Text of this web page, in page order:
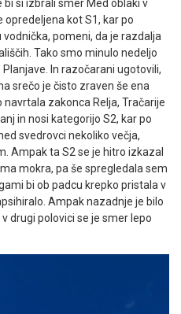
si izbrali smer Med oblaki v
opredeljena kot S1, kar po
pomeni, da je razdalja
Tako smo minulo nedeljo
In razočarani ugotovili,
srečo je čisto zraven še ena
zakonca Relja, Tračarije
in nosi kategorijo S2, kar po
svedrovci nekoliko večja,
Ampak ta S2 se je hitro izkazal
mokra, pa še spregledala sem
bi ob padcu krepko pristala v
Ampak nazadnje je bilo
drugi polovici se je smer lepo